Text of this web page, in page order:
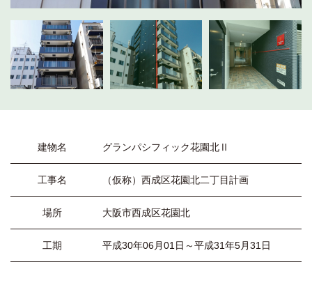
建物名 グランパシフィック花園北Ⅱ
工事名 （仮称）西成区花園北二丁目計画
場所 大阪市西成区花園北
工期 平成30年06月01日～平成31年5月31日